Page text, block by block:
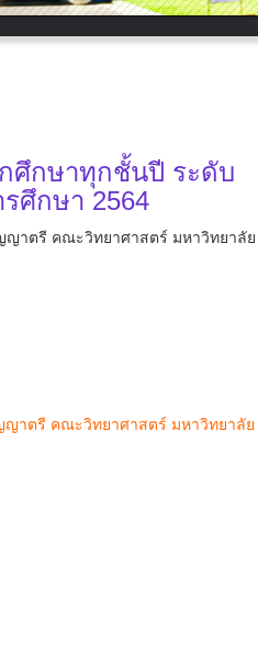
ศึกษาทุกชั้นปี ระดับ
ศึกษา 2564
ญาตรี คณะวิทยาศาสตร์ มหาวิทยาลัย
าตรี คณะวิทยาศาสตร์ มหาวิทยาลัย